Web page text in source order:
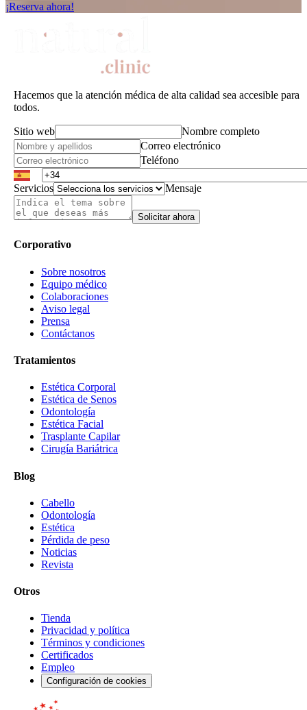
¡Reserva ahora!
Hacemos que la atención médica de alta calidad sea accesible para
todos.
Sitio web
Nombre completo
Correo electrónico
Teléfono
Servicios Mensaje
Solicitar ahora
Corporativo
Sobre nosotros
Equipo médico
Colaboraciones
Aviso legal
Prensa
Contáctanos
Tratamientos
Estética Corporal
Estética de Senos
Odontología
Estética Facial
Trasplante Capilar
Cirugía Bariátrica
Blog
Cabello
Odontología
Estética
Pérdida de peso
Noticias
Revista
Otros
Tienda
Privacidad y política
Términos y condiciones
Certificados
Empleo
Configuración de cookies